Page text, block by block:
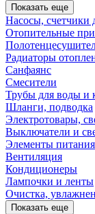
Показать еще
Насосы, счетчики
Отопительные
Радиаторы
Санфаянс
Смесители
Трубы для воды и
Шланги, подводка
Электротовары,
Выключатели и
Элементы питания
Вентиляция
Кондиционеры
Лампочки и ленты
Очистка,
Показать еще